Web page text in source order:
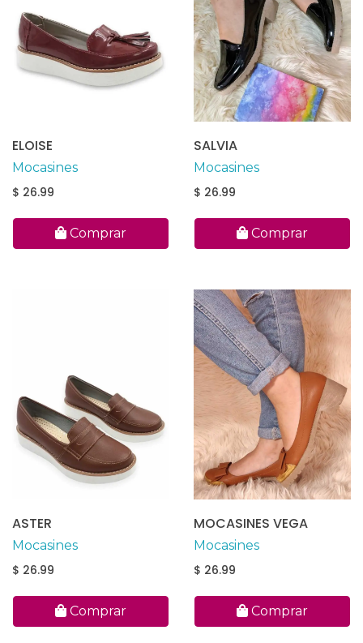
ELOISE
Mocasines
$ 26.99
Comprar
SALVIA
Mocasines
$ 26.99
Comprar
ASTER
Mocasines
$ 26.99
Comprar
MOCASINES VEGA
Mocasines
$ 26.99
Comprar